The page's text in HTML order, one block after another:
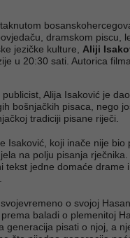
dramskom piscu,
jezičke kulture, Aliji
u 20:30 sati. Autorica
Alija Isaković je
bošnjačkih pisaca, nego
tradiciji pisane riječi.
Isaković, koji inače nije
na polju pisanja
tekst jedne domaće drame
o svojoj
baladi o plemenitoj
generacija pisati o njoj, a